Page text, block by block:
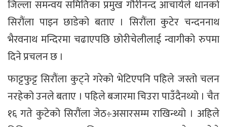
जिल्ला समन्वय समितिका प्रमुख गौरीनन्द आचार्यले धानको
सिरौंला पाइन छाडेको बताए । सिरौंला कुटेर चन्दननाथ
भैरवनाथ मन्दिरमा चढाएपछि छोरीचेलीलाई न्वागीको रुपमा
दिने प्रचलन छ ।
फाट्टफुट्ट सिरौंला कुट्ने गरेको भेटिएपनि पहिले जस्तो चलन
नरहेको उनले बताए । पहिले बजारमा चिउरा पाउँदैनथ्यो । चैत
१६ गते कुटेको सिरौंला जेठ÷असारसम्म राखिन्थ्यो । अहिले